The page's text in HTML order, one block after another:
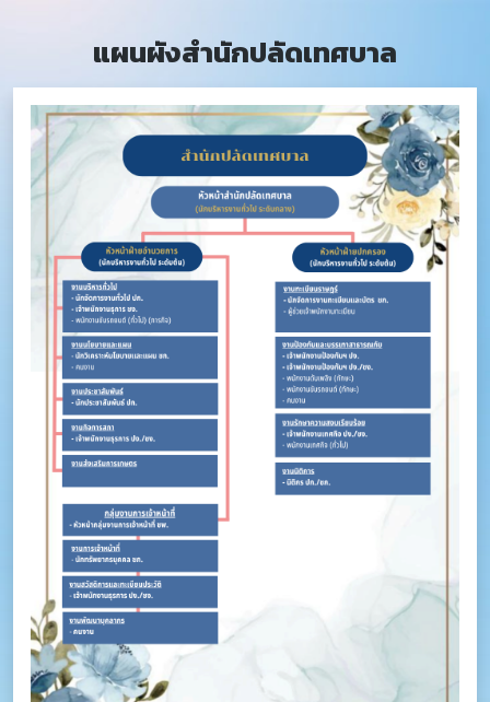
แผนผังสำนักปลัดเทศบาล